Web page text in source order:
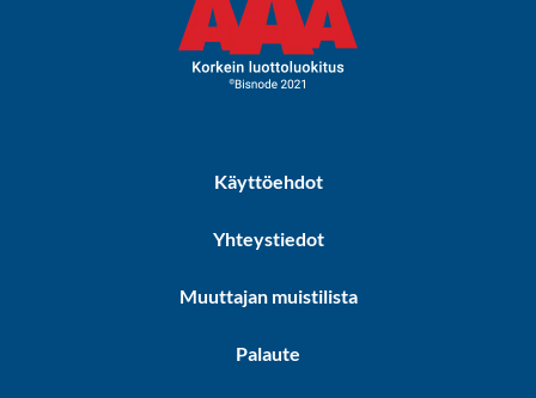
Käyttöehdot
Yhteystiedot
Muuttajan muistilista
Palaute